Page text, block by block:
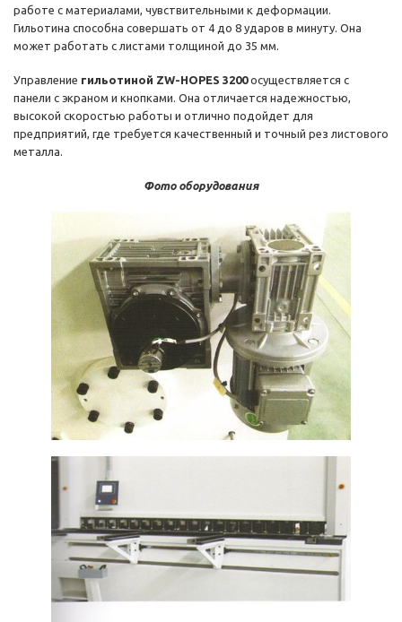
работе с материалами, чувствительными к деформации.
Гильотина способна совершать от 4 до 8 ударов в минуту. Она
может работать с листами толщиной до 35 мм.
Управление гильотиной ZW-HOPES 3200осуществляется с
панели с экраном и кнопками. Она отличается надежностью,
высокой скоростью работы и отлично подойдет для
предприятий, где требуется качественный и точный рез листового
металла.
Фото оборудования